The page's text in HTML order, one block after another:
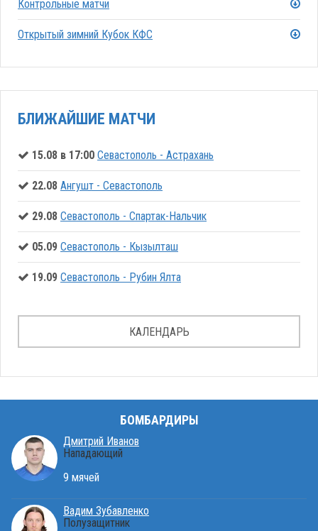
Контрольные матчи
Открытый зимний Кубок КФС
БЛИЖАЙШИЕ МАТЧИ
15.08 в 17:00 Севастополь - Астрахань
22.08 Ангушт - Севастополь
29.08 Севастополь - Спартак-Нальчик
05.09 Севастополь - Кызылташ
19.09 Севастополь - Рубин Ялта
КАЛЕНДАРЬ
БОМБАРДИРЫ
Дмитрий Иванов
Нападающий
9 мячей
Вадим Зубавленко
Полузащитник